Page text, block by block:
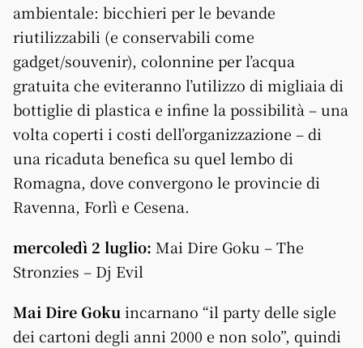
ambientale: bicchieri per le bevande
riutilizzabili (e conservabili come
gadget/souvenir), colonnine per l’acqua
gratuita che eviteranno l’utilizzo di migliaia di
bottiglie di plastica e infine la possibilità – una
volta coperti i costi dell’organizzazione – di
una ricaduta benefica su quel lembo di
Romagna, dove convergono le provincie di
Ravenna, Forlì e Cesena.
mercoledì 2 luglio: Mai Dire Goku – The
Stronzies – Dj Evil
Mai Dire Goku incarnano “il party delle sigle
dei cartoni degli anni 2000 e non solo”, quindi